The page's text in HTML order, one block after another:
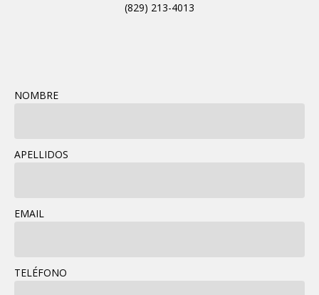
(829) 213-4013
NOMBRE
APELLIDOS
EMAIL
TELÉFONO